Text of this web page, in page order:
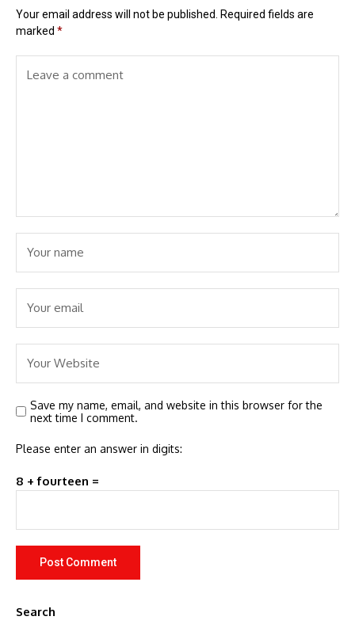
Your email address will not be published.
Required fields are
marked *
Save my name, email, and website in this browser for the
next time I comment.
Please enter an answer in digits:
8 + fourteen =
Search